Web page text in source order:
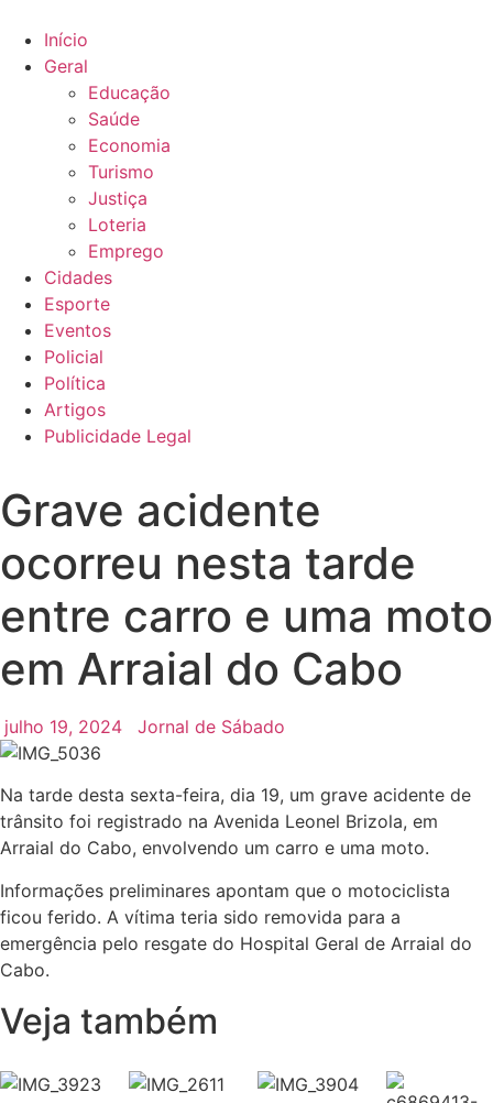
para
conteúdo
Início
Geral
Educação
Saúde
Economia
Turismo
Justiça
Loteria
Emprego
Cidades
Esporte
Eventos
Policial
Política
Artigos
Publicidade Legal
Grave acidente
ocorreu nesta tarde
entre carro e uma moto
em Arraial do Cabo
julho 19, 2024 Jornal de Sábado
Na tarde desta sexta-feira, dia 19, um grave acidente de
trânsito foi registrado na Avenida Leonel Brizola, em
Arraial do Cabo, envolvendo um carro e uma moto.
Informações preliminares apontam que o motociclista
ficou ferido. A vítima teria sido removida para a
emergência pelo resgate do Hospital Geral de Arraial do
Cabo.
Veja também